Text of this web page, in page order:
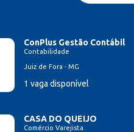
ConPlus Gestão Contábil
Contabilidade
Juiz de Fora - MG
1 vaga disponível
CASA DO QUEIJO
Comércio Varejista